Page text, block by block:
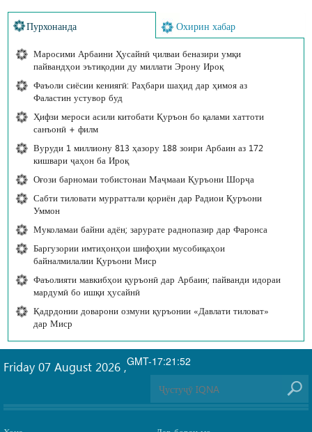
Пурхонанда Охирин хабар
Маросими Арбаини Ҳусайнӣ ҷилваи беназири умқи
пайвандҳои эътиқодии ду миллати Эрону Ироқ
Фаъоли сиёсии кениягӣ: Раҳбари шаҳид дар ҳимоя аз
Фаластин устувор буд
Ҳифзи мероси асили китобати Қуръон бо қалами хаттоти
санъонӣ + филм
Вуруди 1 миллиону 813 ҳазору 188 зоири Арбаин аз 172
кишвари ҷаҳон ба Ироқ
Оғози барномаи тобистонаи Маҷмааи Қуръони Шорҷа
Сабти тиловати мурраттали қориён дар Радиои Қуръони
Уммон
Муколамаи байни адён; зарурате раднопазир дар Фаронса
Баргузории имтиҳонҳои шифоҳии мусобиқаҳои
байналмилалии Қуръони Миср
Фаъолияти мавкибҳои қуръонӣ дар Арбаин; пайванди идораи
мардумӣ бо ишқи ҳусайнӣ
Қадрдонии доварони озмуни қуръонии «Давлати тиловат»
дар Миср
GMT-17:21:52
Friday 07 August 2026 ,